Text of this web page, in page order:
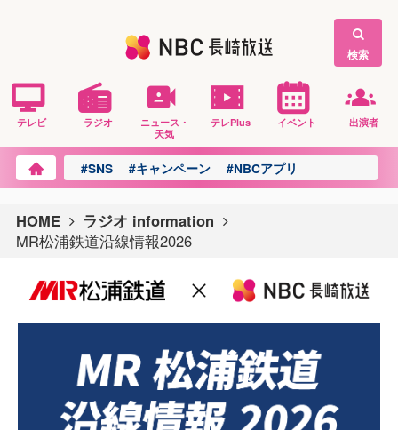
検索
テレビ ラジオ
ニュース・
天気
テレPlus イベント 出演者
#SNS #キャンペーン #NBCアプリ
HOME
ラジオ information
MR松浦鉄道沿線情報2026